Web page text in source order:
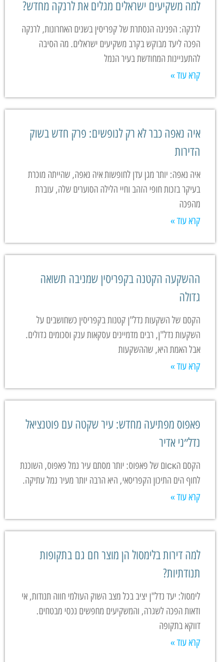
למה משקיעים ישראלים מגלים את לרנקה מחדש?
לרנקה: הפנינה הנסתרת של קפריסין בשנים האחרונות, לרנקה
הפכה ליעד מבוקש בקרב משקיעים ישראלים. מה הסיבה
להתעניינות המחודשת בעיר הנמל
קרא עוד »
איה נאפה כבר לא רק לנופשים: פרק חדש בשוק
הדירות
איה נאפה: יותר מגן עדן לחופשות איה נאפה, שהייתה מוכרת
בעיקר בזכות חופי הזהב וחיי הלילה הסוערים שלה, עוברת
מהפכה
קרא עוד »
ההשקעה הקטנה בקפריסין שמניבה תשואה
גדולה
הקסם של השקעות נדל"ן קטנות בקפריסין כשחושבים על
השקעות נדל"ן, רבים מדמיינים עסקאות ענק וסכומים גדולים.
אבל האמת היא, שההשקעות
קרא עוד »
פאפוס מפתיעה מחדש: עיר שקטה עם פוטנציאל
נדל״ני אדיר
הקסם הскום של פאפוס: יותר מסתם עיר נמל פאפוס, השוכנת
לחוף הים התיכון הקפריסאי, היא הרבה יותר מעיר נמל עתיקה.
קרא עוד »
למה דירות בלימסול הן מוצר חם גם בתקופות
תנודתיות?
לימסול: יעד נדל"ן יציב בכל מצב השוק העולמי חווה תנודות, אי
ודאות הפכה לשגרה, והמשקיעים מחפשים נכסי מבטחים.
דווקא בתקופה
קרא עוד »